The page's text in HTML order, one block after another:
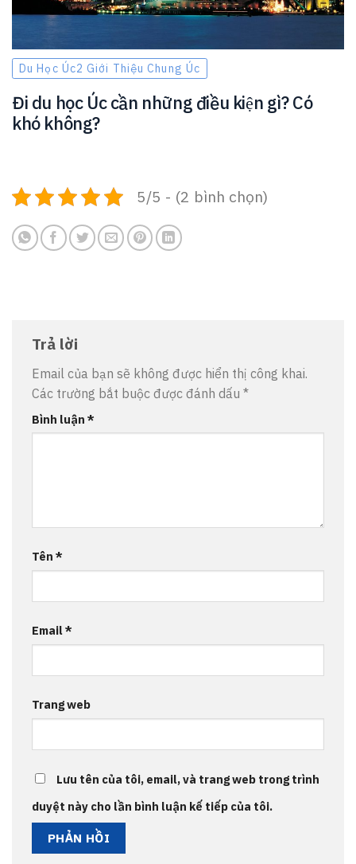
Du Học Úc2 Giới Thiệu Chung Úc
Đi du học Úc cần những điều kiện gì? Có
khó không?
5/5 - (2 bình chọn)
Trả lời
Email của bạn sẽ không được hiển thị công khai.
Các trường bắt buộc được đánh dấu *
Bình luận *
Tên *
Email*
Trang web
Lưu tên của tôi, email, và trang web trong trình
duyệt này cho lần bình luận kế tiếp của tôi.